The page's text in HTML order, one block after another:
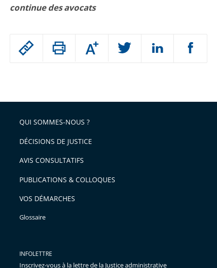
Passer
arriver
Augmenter
ou
l'article
pour
avant
continue des avocats
QUI SOMMES-NOUS ?
DÉCISIONS DE JUSTICE
AVIS CONSULTATIFS
PUBLICATIONS & COLLOQUES
VOS DÉMARCHES
Glossaire
INFOLETTRE
Inscrivez-vous à la lettre de la Justice administrative